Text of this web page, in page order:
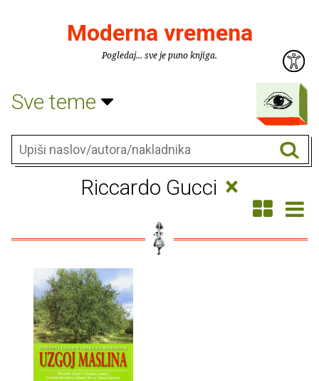
Moderna vremena
Pogledaj... sve je puno knjiga.
Sve teme
Riccardo Gucci ×